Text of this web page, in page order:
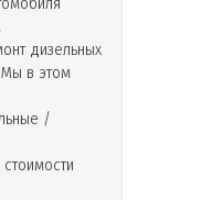
дизельных
Мы в этом
/